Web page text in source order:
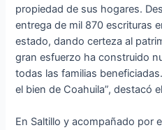
propiedad de sus hogares.
entrega de mil 870 escrituras
estado, dando certeza al
gran esfuerzo ha construido
todas las familias
el bien de Coahuila”, destacó
En Saltillo y acompañado por